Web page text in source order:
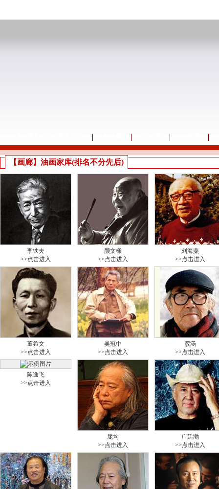
【画廊】油画家库(排名不分先后)
李铁夫
>>点击进入
颜文樑
>>点击进入
刘海粟
>>点击进入
董希文
>>点击进入
吴冠中
>>点击进入
彦涵
>>点击进入
陈逸飞
>>点击进入
厐均
>>点击进入
广廷渤
>>点击进入